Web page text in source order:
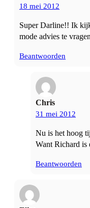
18 mei 2012
Super Darline!! Ik
mode advies te
Beantwoorden
Chris
31 mei 2012
Nu is het hoog
Want Richard is
Beantwoorden